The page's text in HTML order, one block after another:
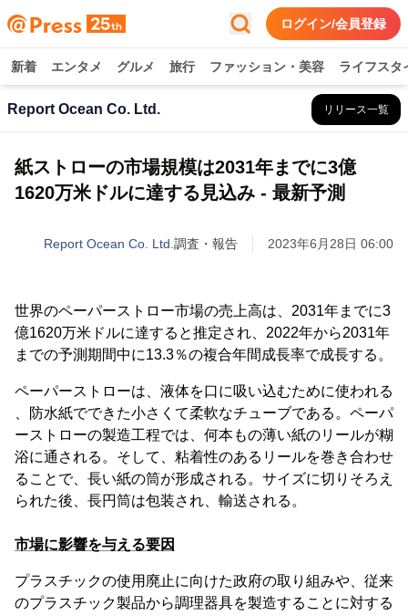
ログイン/会員登録
新着 エンタメ グルメ 旅行 ファッション・美容 ライフスタ
Report Ocean Co. Ltd. リリース一覧
紙ストローの市場規模は2031年までに3億
1620万米ドルに達する見込み - 最新予測
Report Ocean Co. Ltd. 調査・報告 2023年6月28日 06:00
世界のペーパーストロー市場の売上高は、2031年までに3
億1620万米ドルに達すると推定され、2022年から2031年
までの予測期間中に13.3％の複合年間成長率で成長する。
ペーパーストローは、液体を口に吸い込むために使われる
、防水紙でできた小さくて柔軟なチューブである。ペーパ
ーストローの製造工程では、何本もの薄い紙のリールが糊
浴に通される。そして、粘着性のあるリールを巻き合わせ
ることで、長い紙の筒が形成される。サイズに切りそろえ
られた後、長円筒は包装され、輸送される。
市場に影響を与える要因
プラスチックの使用廃止に向けた政府の取り組みや、従来
のプラスチック製品から調理器具を製造することに対する